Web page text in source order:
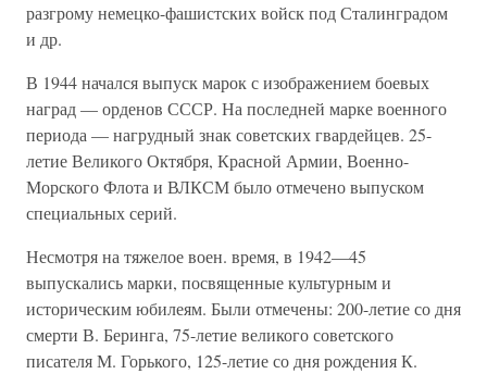
разгрому немецко-фашистских войск под Сталинградом
и др.
В 1944 начался выпуск марок с изображением боевых
наград — орденов СССР. На последней марке военного
периода — нагрудный знак советских гвардейцев. 25-
летие Великого Октября, Красной Армии, Военно-
Морского Флота и ВЛКСМ было отмечено выпуском
специальных серий.
Несмотря на тяжелое воен. время, в 1942—45
выпускались марки, посвященные культурным и
историческим юбилеям. Были отмечены: 200-летие со дня
смерти В. Беринга, 75-летие великого советского
писателя М. Горького, 125-летие со дня рождения К.